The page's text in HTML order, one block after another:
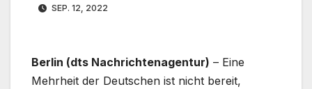
SEP. 12, 2022
Berlin (dts Nachrichtenagentur) – Eine
Mehrheit der Deutschen ist nicht bereit,